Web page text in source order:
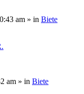
am » in Biete
am » in Biete